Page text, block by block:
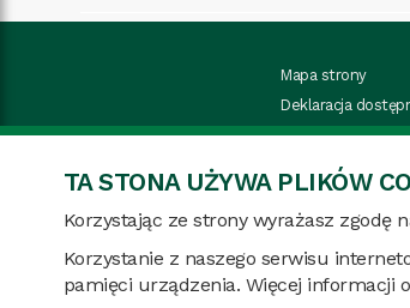
Mapa strony
Deklaracja
Ochrona danych
TA STONA UŻYWA PLIKÓW
Korzystając ze strony wyrażasz zgodę
Korzystanie z naszego serwisu
pamięci urządzenia. Więcej informacji